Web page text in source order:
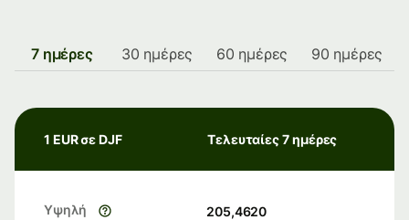
7 ημέρες 30 ημέρες 60 ημέρες 90 ημέρες
1 EUR σε DJF Τελευταίες 7 ημέρες
Υψηλή 205,4620